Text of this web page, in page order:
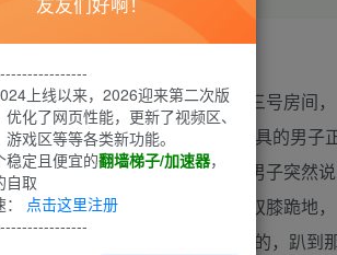
，经过三分钟准备，她进入了三号房间，
放着一张长木桌，一位银色面具的男子
朝男子不敢说话，“小姐，”那男子突然说
？”嘉嘉一下子反应了过来，双膝跪地，
请你……请你惩罚我吧……”“好的，趴到
上线以来，2026迎来第二次版
化了网页性能，更新了视频区、
游戏区等等各类新功能。
稳定且便宜的翻墙梯子/加速器，
自取
点击这里注册